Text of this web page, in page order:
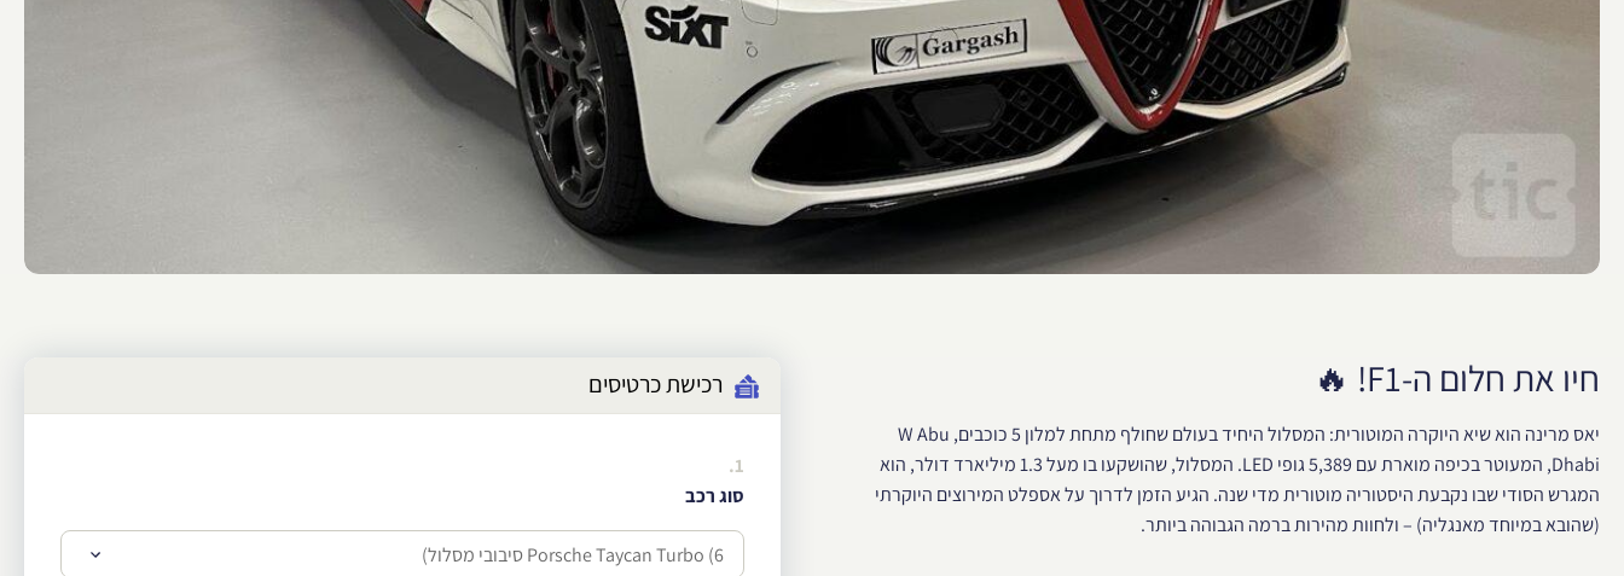
חיו את חלום ה-F1! 🔥
יאס מרינה הוא שיא היוקרה המוטורית: המסלול היחיד בעולם שחולף מתחת למלון 5 כוכבים, W Abu
Dhabi, המעוטר בכיפה מוארת עם 5,389 גופי LED. המסלול, שהושקעו בו מעל 1.3 מיליארד דולר, הוא
המגרש הסודי שבו נקבעת היסטוריה מוטורית מדי שנה. הגיע הזמן לדרוך על אספלט המירוצים היוקרתי
(שהובא במיוחד מאנגליה) – ולחוות מהירות ברמה הגבוהה ביותר.
רכישת כרטיסים
1.
סוג רכב